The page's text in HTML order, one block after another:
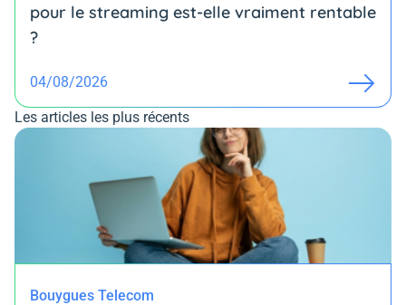
pour le streaming est-elle vraiment rentable
?
04/08/2026
Les articles les plus récents
Bouygues Telecom